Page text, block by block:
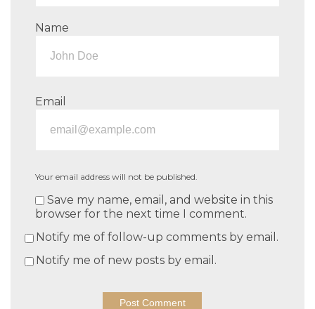
Name
Email
Your email address will not be published.
Save my name, email, and website in this
browser for the next time I comment.
Notify me of follow-up comments by email.
Notify me of new posts by email.